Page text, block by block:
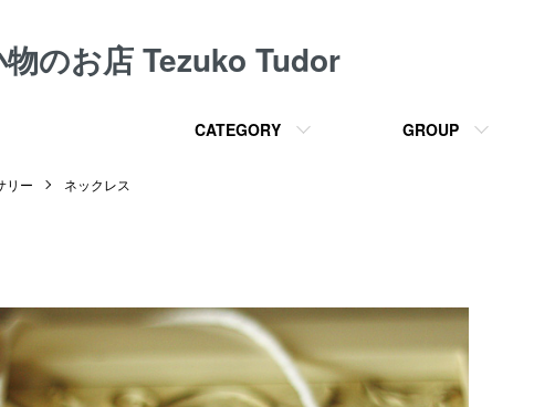
のお店 Tezuko Tudor
CATEGORY GROUP
リー ネックレス